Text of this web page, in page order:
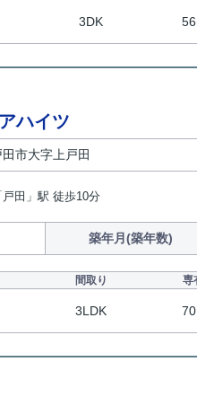
3DK
ハイツ
市大字上戸田
田」駅 徒歩10分
築年月(築年数)
間取り 専
3LDK